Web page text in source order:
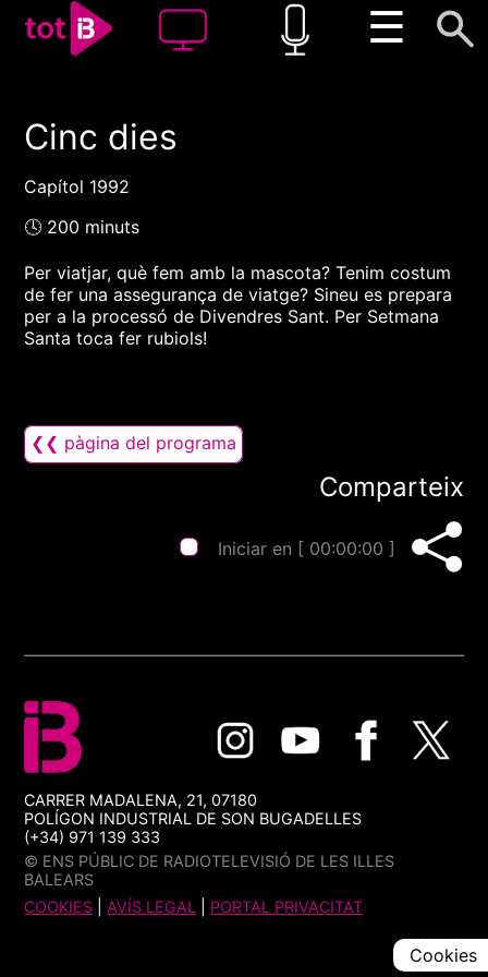
☰
00:00 00:00
Cinc dies
Capítol 1992
🕓 200 minuts
Per viatjar, què fem amb la mascota? Tenim costum
de fer una assegurança de viatge? Sineu es prepara
per a la processó de Divendres Sant. Per Setmana
Santa toca fer rubiols!
❮❮ pàgina del programa
Comparteix
Iniciar en [ 00:00:00 ]
CARRER MADALENA, 21, 07180
POLÍGON INDUSTRIAL DE SON BUGADELLES
(+34) 971 139 333
© ENS PÚBLIC DE RADIOTELEVISIÓ DE LES ILLES
BALEARS
COOKIES |AVÍS LEGAL PORTAL PRIVACITAT
Cookies